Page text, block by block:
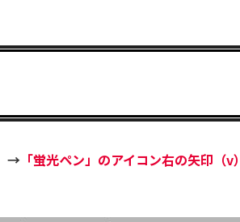
→ 「蛍光ペン」のアイコン右の矢印（v）